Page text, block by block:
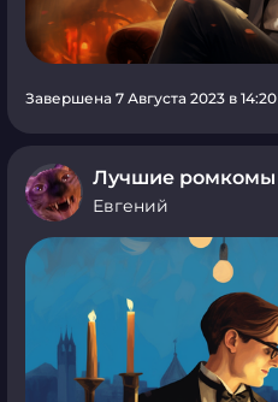
Завершена 7 Августа 2023 в 14:20
Лучшие ромкомы
Евгений